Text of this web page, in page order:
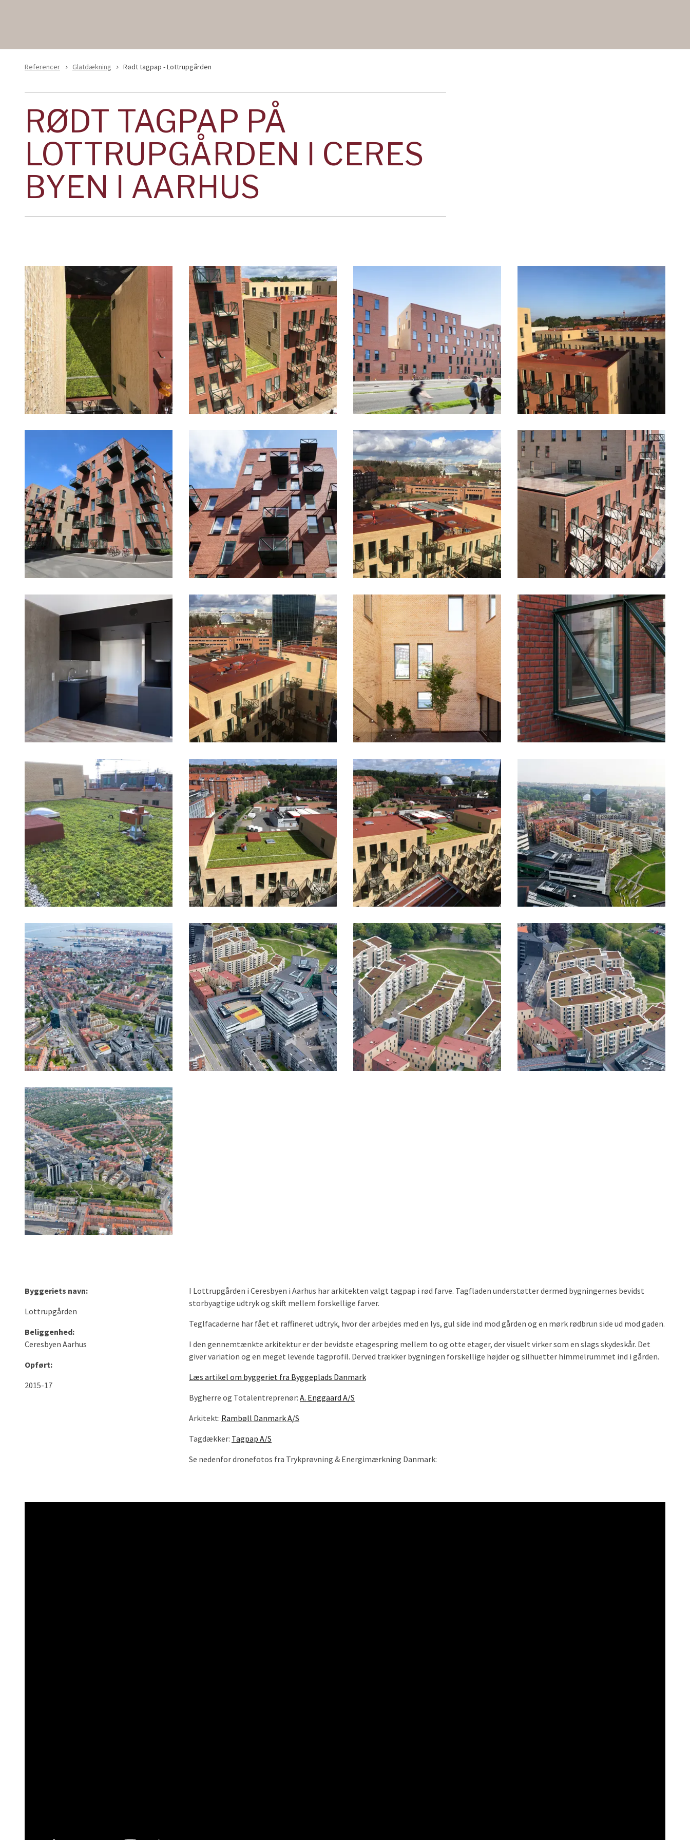
Referencer navigate_next Glatdækning navigate_next Rødt tagpap - Lottrupgården
RØDT TAGPAP PÅ
LOTTRUPGÅRDEN I CERES
BYEN I AARHUS
Byggeriets navn:
Lottrupgården
Beliggenhed:
Ceresbyen Aarhus
Opført:
2015-17
I Lottrupgården i Ceresbyen i Aarhus har arkitekten valgt tagpap i rød farve. Tagfladen understøtter dermed bygningernes bevidst
storbyagtige udtryk og skift mellem forskellige farver.
Teglfacaderne har fået et raffineret udtryk, hvor der arbejdes med en lys, gul side ind mod gården og en mørk rødbrun side ud mod gaden.
I den gennemtænkte arkitektur er der bevidste etagespring mellem to og otte etager, der visuelt virker som en slags skydeskår. Det
giver variation og en meget levende tagprofil. Derved trækker bygningen forskellige højder og silhuetter himmelrummet ind i gården.
Læs artikel om byggeriet fra Byggeplads Danmark
Bygherre og Totalentreprenør: A. Enggaard A/S
Arkitekt: Rambøll Danmark A/S
Tagdækker: Tagpap A/S
Se nedenfor dronefotos fra Trykprøvning & Energimærkning Danmark: